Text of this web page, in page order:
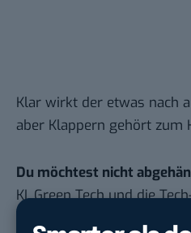
Klar wirkt der etwas nach
aber Klappern gehört zum
Du möchtest nicht
KI, Green Tech und die
geht? Über 12.000